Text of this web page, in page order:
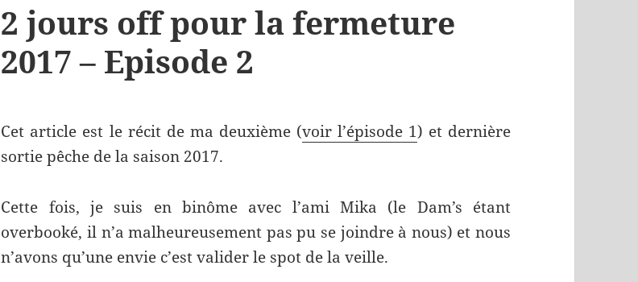
2 jours off pour la fermeture
2017 – Episode 2
Cet article est le récit de ma deuxième (voir l’épisode 1) et dernière
sortie pêche de la saison 2017.
Cette fois, je suis en binôme avec l’ami Mika (le Dam’s étant
overbooké, il n’a malheureusement pas pu se joindre à nous) et nous
n’avons qu’une envie c’est valider le spot de la veille.